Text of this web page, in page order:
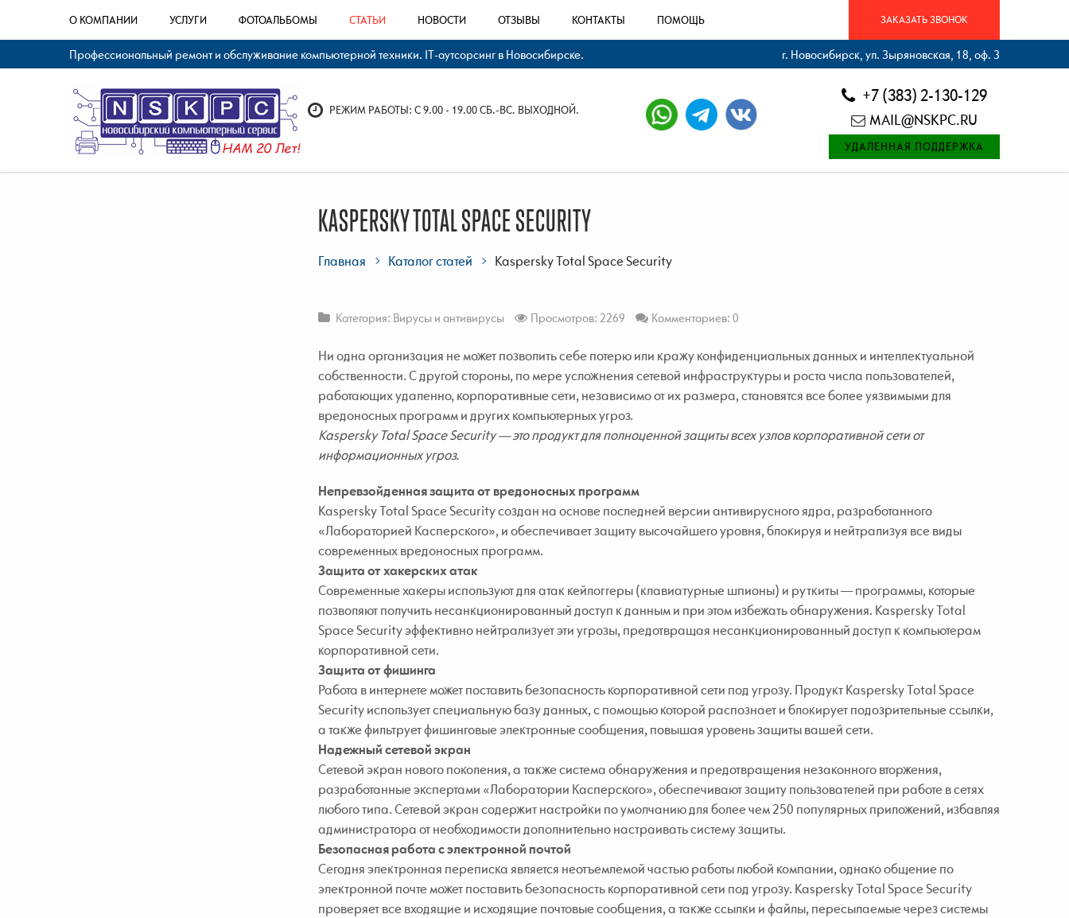
ЗАКАЗАТЬ ЗВОНОК
О КОМПАНИИ УСЛУГИ ФОТОАЛЬБОМЫ СТАТЬИ НОВОСТИ ОТЗЫВЫ КОНТАКТЫ ПОМОЩЬ
Профессиональный ремонт и обслуживание компьютерной техники. IT-аутсорсинг в Новосибирске. г. Новосибирск, ул. Зыряновская, 18, оф. 3
+7 (383) 2-130-129
MAIL@NSKPC.RU
УДАЛЕННАЯ ПОДДЕРЖКА
РЕЖИМ РАБОТЫ: С 9.00 - 19.00 СБ.-ВС. ВЫХОДНОЙ.
KASPERSKY TOTAL SPACE SECURITY
Главная Каталог статей Kaspersky Total Space Security
Категория: Вирусы и антивирусы Просмотров: 2269 Комментариев: 0
Ни одна организация не может позволить себе потерю или кражу конфиденциальных данных и интеллектуальной
собственности. С другой стороны, по мере усложнения сетевой инфраструктуры и роста числа пользователей,
работающих удаленно, корпоративные сети, независимо от их размера, становятся все более уязвимыми для
вредоносных программ и других компьютерных угроз.
Kaspersky Total Space Security — это продукт для полноценной защиты всех узлов корпоративной сети от
информационных угроз.
Непревзойденная защита от вредоносных программ
Kaspersky Total Space Security создан на основе последней версии антивирусного ядра, разработанного
«Лабораторией Касперского», и обеспечивает защиту высочайшего уровня, блокируя и нейтрализуя все виды
современных вредоносных программ.
Защита от хакерских атак
Современные хакеры используют для атак кейлоггеры (клавиатурные шпионы) и руткиты — программы, которые
позволяют получить несанкционированный доступ к данным и при этом избежать обнаружения. Kaspersky Total
Space Security эффективно нейтрализует эти угрозы, предотвращая несанкционированный доступ к компьютерам
корпоративной сети.
Защита от фишинга
Работа в интернете может поставить безопасность корпоративной сети под угрозу. Продукт Kaspersky Total Space
Security использует специальную базу данных, с помощью которой распознает и блокирует подозрительные ссылки,
а также фильтрует фишинговые электронные сообщения, повышая уровень защиты вашей сети.
Надежный сетевой экран
Сетевой экран нового поколения, а также система обнаружения и предотвращения незаконного вторжения,
разработанные экспертами «Лаборатории Касперского», обеспечивают защиту пользователей при работе в сетях
любого типа. Сетевой экран содержит настройки по умолчанию для более чем 250 популярных приложений, избавляя
администратора от необходимости дополнительно настраивать систему защиты.
Безопасная работа с электронной почтой
Сегодня электронная переписка является неотъемлемой частью работы любой компании, однако общение по
электронной почте может поставить безопасность корпоративной сети под угрозу. Kaspersky Total Space Security
проверяет все входящие и исходящие почтовые сообщения, а также ссылки и файлы, пересылаемые через системы